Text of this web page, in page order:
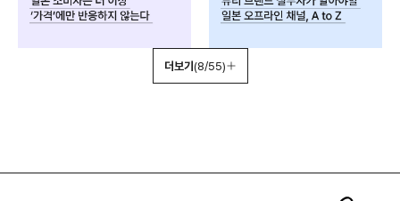
더보기 (8/55)